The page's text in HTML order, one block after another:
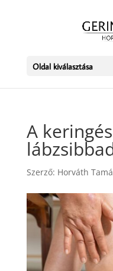
Oldal kiválasztása
A
Szerző: Horváth